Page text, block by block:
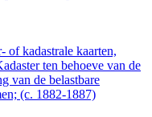
of kadastrale kaarten,
ten behoeve van de
van de belastbare
(c. 1882-1887)